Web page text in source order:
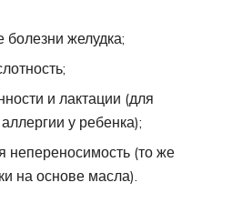
болезни желудка;
и лактации (для
у ребенка);
непереносимость (то же
на основе масла).